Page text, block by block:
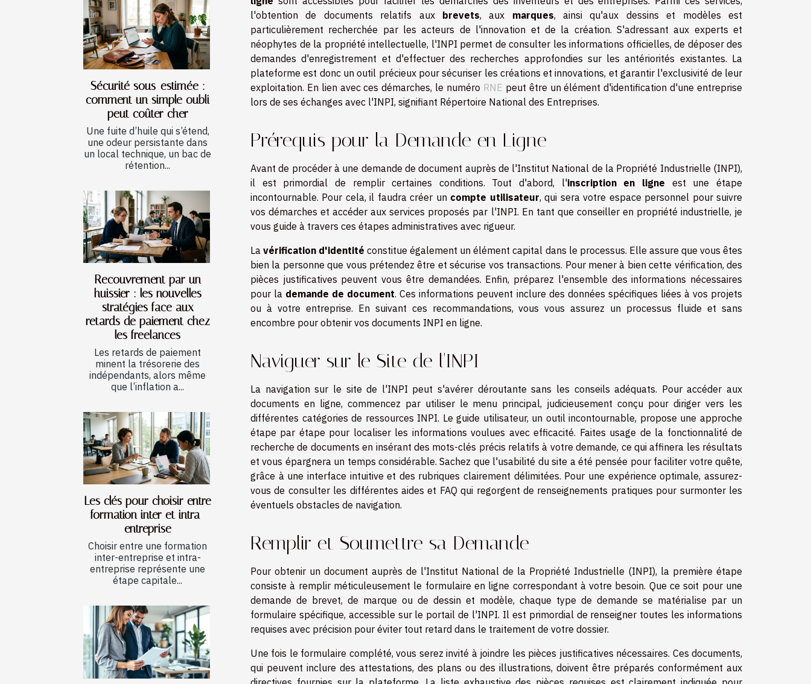
Sécurité sous-estimée :
comment un simple oubli
peut coûter cher
Une fuite d’huile qui s’étend,
une odeur persistante dans
un local technique, un bac de
rétention...
Recouvrement par un
huissier : les nouvelles
stratégies face aux
retards de paiement chez
les freelances
Les retards de paiement
minent la trésorerie des
indépendants, alors même
que l’inflation a...
Les clés pour choisir entre
formation inter et intra-
entreprise
Choisir entre une formation
inter-entreprise et intra-
entreprise représente une
étape capitale...
l'obtention de documents relatifs aux brevets, aux marques, ainsi qu'aux dessins et modèles est
particulièrement recherchée par les acteurs de l'innovation et de la création. S'adressant aux experts et
néophytes de la propriété intellectuelle, l'INPI permet de consulter les informations officielles, de déposer des
demandes d'enregistrement et d'effectuer des recherches approfondies sur les antériorités existantes. La
plateforme est donc un outil précieux pour sécuriser les créations et innovations, et garantir l'exclusivité de leur
exploitation. En lien avec ces démarches, le numéro RNE peut être un élément d'identification d'une entreprise
lors de ses échanges avec l'INPI, signifiant Répertoire National des Entreprises.
Prérequis pour la Demande en Ligne
Avant de procéder à une demande de document auprès de l'Institut National de la Propriété Industrielle (INPI),
il est primordial de remplir certaines conditions. Tout d'abord, l'inscription en ligne est une étape
incontournable. Pour cela, il faudra créer un compte utilisateur, qui sera votre espace personnel pour suivre
vos démarches et accéder aux services proposés par l'INPI. En tant que conseiller en propriété industrielle, je
vous guide à travers ces étapes administratives avec rigueur.
Lavérification d'identité constitue également un élément capital dans le processus. Elle assure que vous êtes
bien la personne que vous prétendez être et sécurise vos transactions. Pour mener à bien cette vérification, des
pièces justificatives peuvent vous être demandées. Enfin, préparez l'ensemble des informations nécessaires
pour la demande de document. Ces informations peuvent inclure des données spécifiques liées à vos projets
ou à votre entreprise. En suivant ces recommandations, vous vous assurez un processus fluide et sans
encombre pour obtenir vos documents INPI en ligne.
Naviguer sur le Site de l'INPI
La navigation sur le site de l'INPI peut s'avérer déroutante sans les conseils adéquats. Pour accéder aux
documents en ligne, commencez par utiliser le menu principal, judicieusement conçu pour diriger vers les
différentes catégories de ressources INPI. Le guide utilisateur, un outil incontournable, propose une approche
étape par étape pour localiser les informations voulues avec efficacité. Faites usage de la fonctionnalité de
recherche de documents en insérant des mots-clés précis relatifs à votre demande, ce qui affinera les résultats
et vous épargnera un temps considérable. Sachez que l'usabilité du site a été pensée pour faciliter votre quête,
grâce à une interface intuitive et des rubriques clairement délimitées. Pour une expérience optimale, assurez-
vous de consulter les différentes aides et FAQ qui regorgent de renseignements pratiques pour surmonter les
éventuels obstacles de navigation.
Remplir et Soumettre sa Demande
Pour obtenir un document auprès de l'Institut National de la Propriété Industrielle (INPI), la première étape
consiste à remplir méticuleusement le formulaire en ligne correspondant à votre besoin. Que ce soit pour une
demande de brevet, de marque ou de dessin et modèle, chaque type de demande se matérialise par un
formulaire spécifique, accessible sur le portail de l'INPI. Il est primordial de renseigner toutes les informations
requises avec précision pour éviter tout retard dans le traitement de votre dossier.
Une fois le formulaire complété, vous serez invité à joindre les pièces justificatives nécessaires. Ces documents,
qui peuvent inclure des attestations, des plans ou des illustrations, doivent être préparés conformément aux